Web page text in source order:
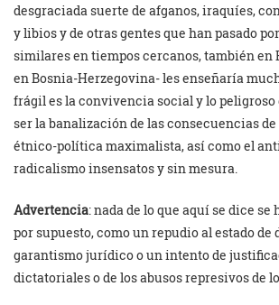
desgraciada suerte de afganos, iraquíes,
y libios y de otras gentes que han pasado
similares en tiempos cercanos, también en
en Bosnia-Herzegovina- les enseñaría
frágil es la convivencia social y lo peligroso
ser la banalización de las consecuencias
étnico-política maximalista, así como el
radicalismo insensatos y sin mesura.
Advertencia: nada de lo que aquí se dice
por supuesto, como un repudio al estado de
garantismo jurídico o un intento de
dictatoriales o de los abusos represivos de